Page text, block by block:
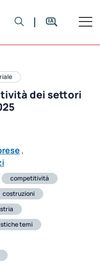
dei settori
,
competitività
costruzioni
temi